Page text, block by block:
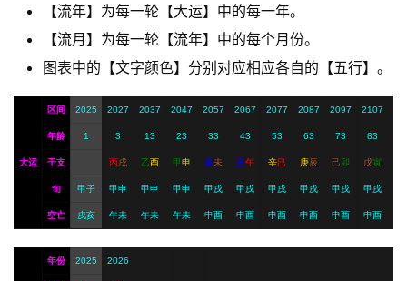
A
【流年】为每一轮【大运】中的每一年。
【流月】为每一轮【流年】中的每个月份。
图表中的【文字颜色】分别对应相应各自的【五行】。
大运
区间 2025 2027 2037 2047 2057 2067 2077 2087 2097 2107
年龄 1 3 13 23 33 43 53 63 73 83
干支 丙戌 乙酉 甲申 癸未 壬午 辛巳 庚辰 己卯 戊寅
旬 甲子 甲申 甲申 甲申 甲戌 甲戌 甲戌 甲戌 甲戌 甲戌
空亡 戌亥 午未 午未 午未 申酉 申酉 申酉 申酉 申酉 申酉
年份 2025 2026